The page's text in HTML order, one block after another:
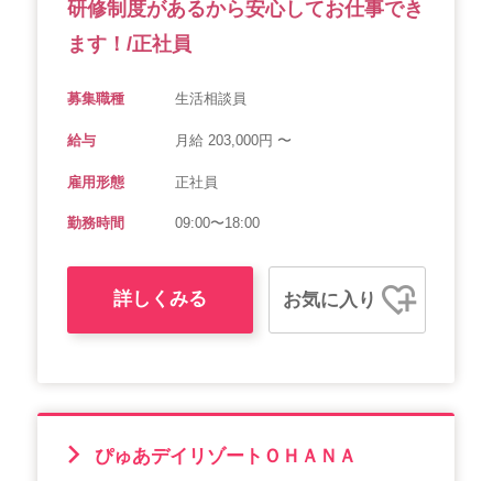
研修制度があるから安心してお仕事でき
ます！/正社員
募集職種 生活相談員
給与 月給 203,000円 〜
雇用形態 正社員
勤務時間 09:00〜18:00
詳しくみる お気に入り
ぴゅあデイリゾートＯＨＡＮＡ